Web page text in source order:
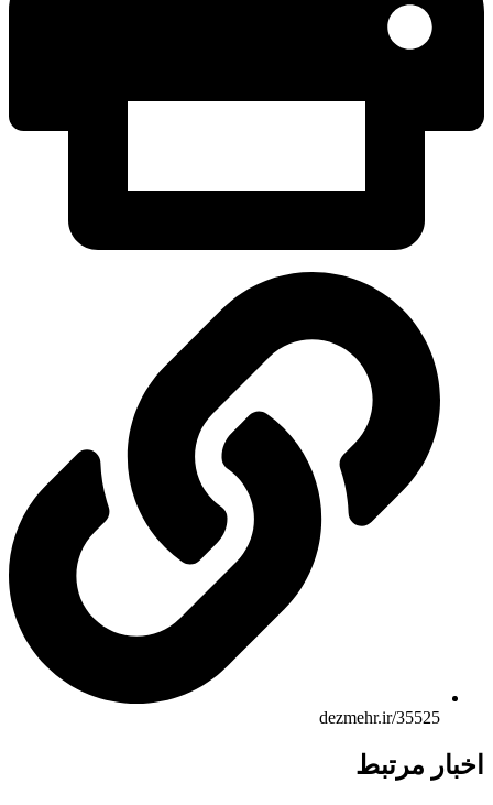
dezmehr.ir/35525
مرتبط